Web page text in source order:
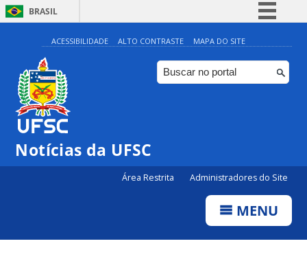
BRASIL
Simplifique!
Comunica BR
Participe
ACESSIBILIDADE ALTO CONTRASTE MAPA DO SITE
Notícias da UFSC
Área Restrita Administradores do Site
MENU